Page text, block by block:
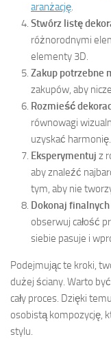
aranżację.
Stwórz listę
różnorodnymi
elementy 3D.
Zakup potrzebne
zakupów, aby
Rozmieść
równowagi
uzyskać harmonię.
Eksperymentuj z
aby znaleźć
tym, aby nie
Dokonaj
obserwuj całość
siebie pasuje i
Podejmując te kroki,
dużej ściany. Warto
cały proces. Dzięki
osobistą kompozycję,
stylu.